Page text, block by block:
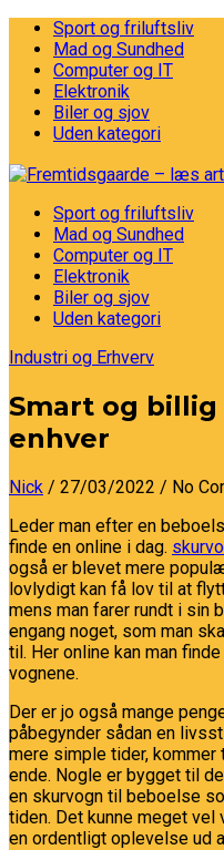
Sport og friluftsliv
Mad og Sundhed
Computer og IT
Elektronik
Biler og sjov
Uden kategori
Sport og friluftsliv
Mad og Sundhed
Computer og IT
Elektronik
Biler og sjov
Uden kategori
Industri og Erhverv
Smart og
enhver
Nick / 27/03/2022 / No
Leder man efter en
finde en online i dag.
også er blevet mere
lovlydigt kan få lov til at
mens man farer rundt i sin
engang noget, som man
til. Her online kan man
vognene.
Der er jo også mange
påbegynder sådan en
mere simple tider, kommer
ende. Nogle er bygget til
en skurvogn til beboelse
tiden. Det kunne meget
en ordentligt oplevelse ud